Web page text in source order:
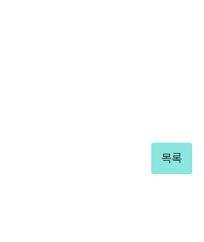
목록